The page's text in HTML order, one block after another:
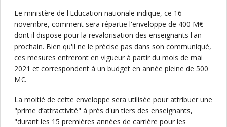
Le ministère de l'Education nationale indique, ce 16
novembre, comment sera répartie l'enveloppe de 400 M€
dont il dispose pour la revalorisation des enseignants l'an
prochain. Bien qu'il ne le précise pas dans son communiqué,
ces mesures entreront en vigueur à partir du mois de mai
2021 et correspondent à un budget en année pleine de 500
M€.
La moitié de cette enveloppe sera utilisée pour attribuer une
"prime d’attractivité" à près d'un tiers des enseignants,
"durant les 15 premières années de carrière pour les